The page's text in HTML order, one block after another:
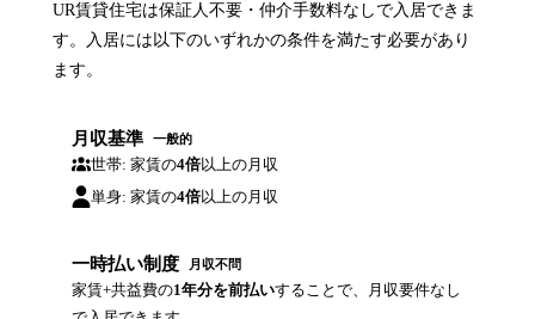
UR賃貸住宅は保証人不要・仲介手数料なしで入居できま
す。入居には以下のいずれかの条件を満たす必要があり
ます。
月収基準 一般的
世帯: 家賃の4倍以上の月収
単身: 家賃の4倍以上の月収
一時払い制度 月収不問
家賃+共益費の1年分を前払いすることで、月収要件なし